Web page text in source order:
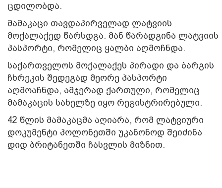
ცდილობდა.
მამაკაცი თავდაპირველად ლატვიის
მოქალაქედ წარსდგა. მან წარადგინა ლატვიის
პასპორტი, რომელიც ყალბი აღმოჩნდა.
საქართველოს მოქალაქეს პირადი და ბარგის
ჩხრეკის შედეგად მეორე პასპორტი
აღმოაჩნდა, ამჯერად ქართული, რომელიც
მამაკაცის სახელზე იყო რეგისტრირებული.
42 წლის მამაკაცმა აღიარა, რომ ლატვიური
დოკუმენტი პოლონეთში უკანონოდ შეიძინა
დიდ ბრიტანეთში ჩასვლის მიზნით.